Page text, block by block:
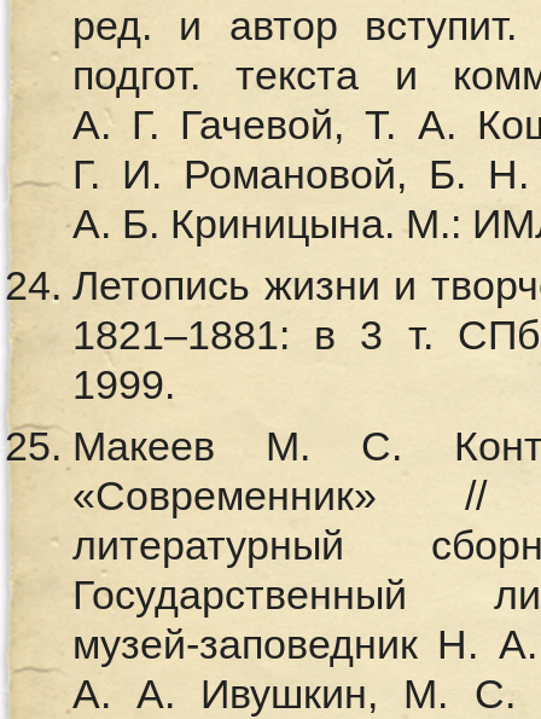
ред. и автор
подгот. текста и
А. Г. Гачевой, Т. А.
Г. И. Романовой, Б. Н.
А. Б. Криницына. М.:
Летопись жизни и
1821–1881: в 3 т.
1999.
Макеев М. С.
«Современник» //
литературный
Государственный
музей-заповедник Н.
А. А. Ивушкин, М. С.